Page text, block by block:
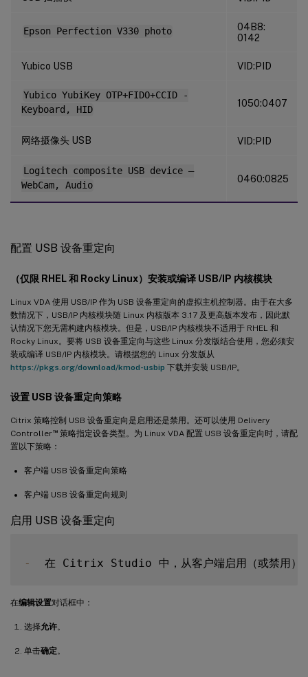
Epson Perfection V330 photo
04B8:
0142
Yubico USB VID:PID
Yubico YubiKey OTP+FIDO+CCID -
Keyboard, HID
1050:0407
网络摄像头 USB VID:PID
Logitech composite USB device –
WebCam, Audio
0460:0825
配置 USB 设备重定向
（仅限 RHEL 和 Rocky Linux）安装或编译 USB/IP 内核模块
Linux VDA 使用 USB/IP 作为 USB 设备重定向的虚拟主机控制器。由于在大多
数情况下，USB/IP 内核模块随 Linux 内核版本 3.17 及更高版本发布，因此默
认情况下您无需构建内核模块。但是，USB/IP 内核模块不适用于 RHEL 和
Rocky Linux。要将 USB 设备重定向与这些 Linux 分发版结合使用，您必须安
装或编译 USB/IP 内核模块。请根据您的 Linux 分发版从
https://pkgs.org/download/kmod-usbip 下载并安装 USB/IP。
设置 USB 设备重定向策略
Citrix 策略控制 USB 设备重定向是启用还是禁用。还可以使用 Delivery
Controller™策略指定设备类型。为 Linux VDA 配置 USB 设备重定向时，请配
置以下策略：
客户端 USB 设备重定向策略
客户端 USB 设备重定向规则
启用 USB 设备重定向
-
  在 Citrix Studio 中，从客户端启用（或禁用）
在编辑设置对话框中：
选择允许。
单击确定 。